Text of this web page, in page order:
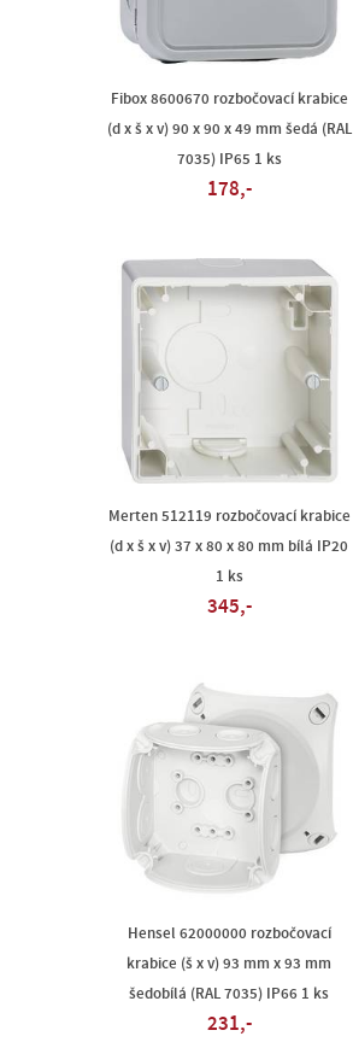
Fibox 8600670 rozbočovací krabice
(d x š x v) 90 x 90 x 49 mm šedá (RAL
7035) IP65 1 ks
178,-
Merten 512119 rozbočovací krabice
(d x š x v) 37 x 80 x 80 mm bílá IP20
1 ks
345,-
Hensel 62000000 rozbočovací
krabice (š x v) 93 mm x 93 mm
šedobílá (RAL 7035) IP66 1 ks
231,-